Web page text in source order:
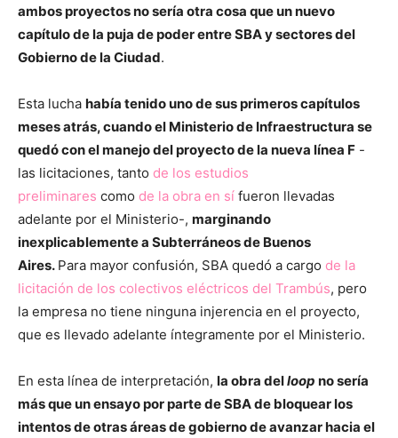
ambos proyectos no sería otra cosa que un nuevo
capítulo de la puja de poder entre SBA y sectores del
Gobierno de la Ciudad.
Esta lucha había tenido uno de sus primeros capítulos
meses atrás, cuando el Ministerio de Infraestructura se
quedó con el manejo del proyecto de la nueva línea F -
las licitaciones, tanto de los estudios
preliminares como de la obra en sí fueron llevadas
adelante por el Ministerio-, marginando
inexplicablemente a Subterráneos de Buenos
Aires. Para mayor confusión, SBA quedó a cargo de la
licitación de los colectivos eléctricos del Trambús, pero
la empresa no tiene ninguna injerencia en el proyecto,
que es llevado adelante íntegramente por el Ministerio.
En esta línea de interpretación, la obra delloop no sería
más que un ensayo por parte de SBA de bloquear los
intentos de otras áreas de gobierno de avanzar hacia el